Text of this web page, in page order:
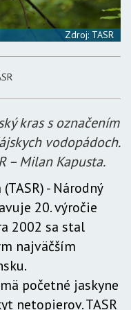
Zdroj: TASR
kras s označením
vodopádoch.
– Milan Kapusta.
- Národný
20. výročie
2002 sa stal
najväčším
početné jaskyne
netopierov. TASR